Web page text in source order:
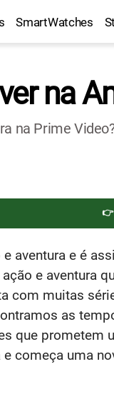
SmartWatches
na
na Prime
👉
e aventura e é
e aventura
com muitas
as
que prometem
começa uma